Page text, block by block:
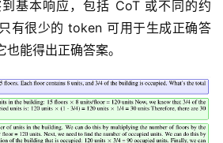
基本响应，包括 CoT 或不同的约
有很少的 token 可用于生成正确答
能得出正确答案。